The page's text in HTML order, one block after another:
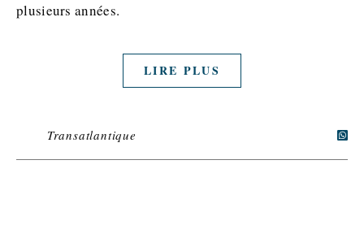
plusieurs années.
LIRE PLUS
Transatlantique